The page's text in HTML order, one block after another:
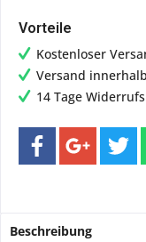
Vorteile
Kostenloser
Versand
14 Tage
Beschreibung